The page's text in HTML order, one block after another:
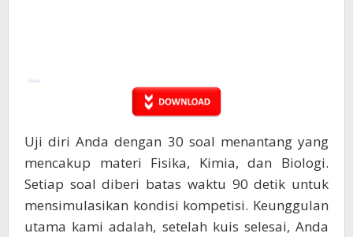
Uji diri Anda dengan 30 soal menantang yang
mencakup materi Fisika, Kimia, dan Biologi.
Setiap soal diberi batas waktu 90 detik untuk
mensimulasikan kondisi kompetisi. Keunggulan
utama kami adalah, setelah kuis selesai, Anda